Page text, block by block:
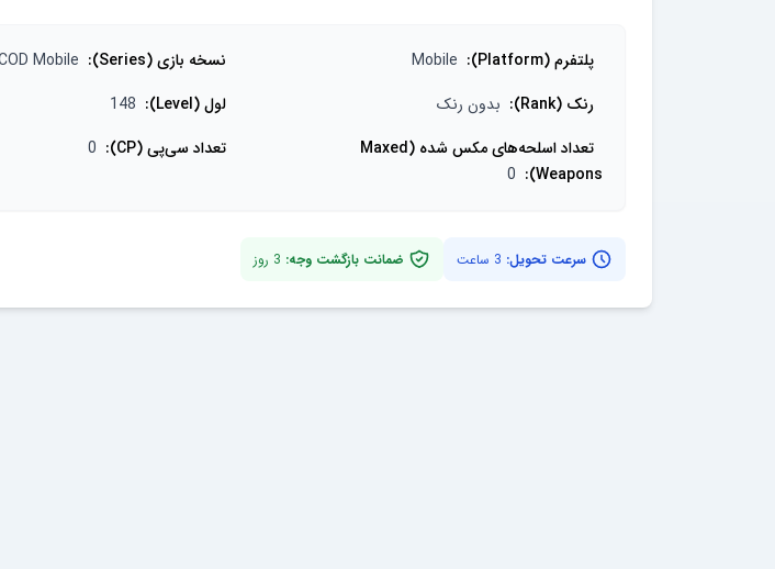
پلتفرم (Platform) :
Mobile نسخه بازی (Series) :
Mobile
رنک (Rank)
: بدون رنک لول (Level) :
148
تعداد اسلحه‌های مکس شده (Maxed
Weapons)
:
0
تعداد سی‌پی (CP) :
0
سرعت تحویل: 3 ساعت ضمانت بازگشت وجه: 3 روز